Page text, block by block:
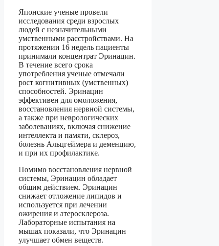
Японские ученые провели
исследования среди взрослых
людей с незначительными
умственными расстройствами. На
протяжении 16 недель пациенты
принимали концентрат Эринацин.
В течение всего срока
употребления ученые отмечали
рост когнитивных (умственных)
способностей. Эринацин
эффективен для омоложения,
восстановления нервной системы,
а также при неврологических
заболеваниях, включая снижение
интеллекта и памяти, склероз,
болезнь Альцгеймера и деменцию,
и при их профилактике.
Помимо восстановления нервной
системы, Эринацин обладает
общим действием. Эринацин
снижает отложение липидов и
используется при лечении
ожирения и атеросклероза.
Лабораторные испытания на
мышах показали, что Эринацин
улучшает обмен веществ.